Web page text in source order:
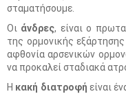
σταματήσουμε.
Οι άνδρες, είναι ο
της ορμονικής
αφθονία αρσενικών
να προκαλεί σταδιακά
Η κακή διατροφή είναι